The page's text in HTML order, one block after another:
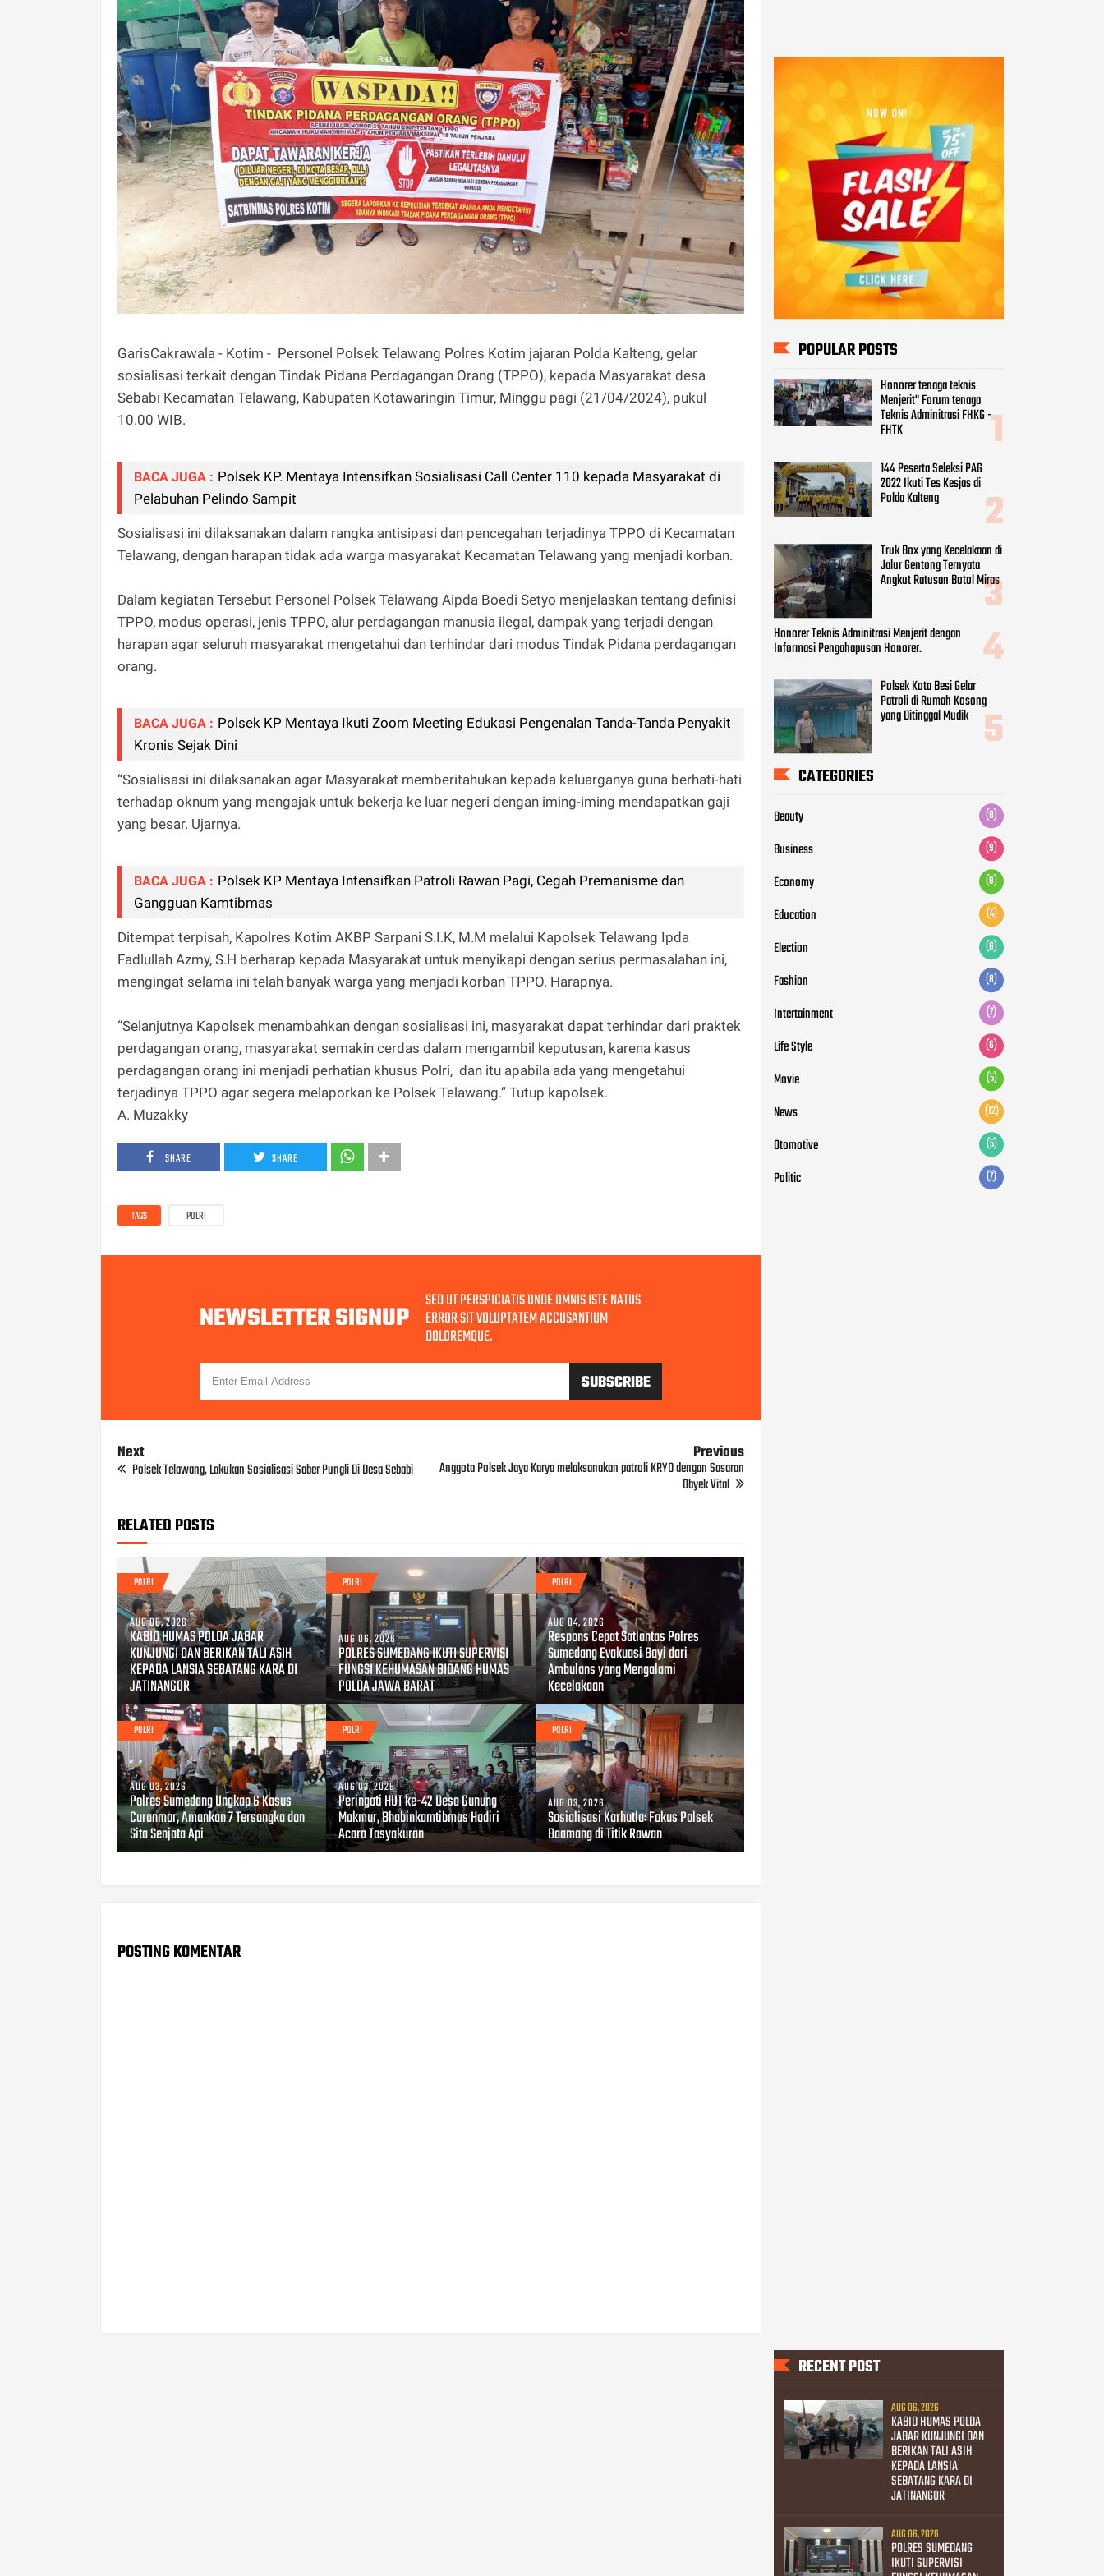
GarisCakrawala - Kotim - Personel Polsek Telawang Polres Kotim jajaran Polda Kalteng, gelar
sosialisasi terkait dengan Tindak Pidana Perdagangan Orang (TPPO), kepada Masyarakat desa
Sebabi Kecamatan Telawang, Kabupaten Kotawaringin Timur, Minggu pagi (21/04/2024), pukul
10.00 WIB.
BACA JUGA : Polsek KP. Mentaya Intensifkan Sosialisasi Call Center 110 kepada Masyarakat di
Pelabuhan Pelindo Sampit
Sosialisasi ini dilaksanakan dalam rangka antisipasi dan pencegahan terjadinya TPPO di Kecamatan
Telawang, dengan harapan tidak ada warga masyarakat Kecamatan Telawang yang menjadi korban.
Dalam kegiatan Tersebut Personel Polsek Telawang Aipda Boedi Setyo menjelaskan tentang definisi
TPPO, modus operasi, jenis TPPO, alur perdagangan manusia ilegal, dampak yang terjadi dengan
harapan agar seluruh masyarakat mengetahui dan terhindar dari modus Tindak Pidana perdagangan
orang.
BACA JUGA : Polsek KP Mentaya Ikuti Zoom Meeting Edukasi Pengenalan Tanda-Tanda Penyakit
Kronis Sejak Dini
“Sosialisasi ini dilaksanakan agar Masyarakat memberitahukan kepada keluarganya guna berhati-hati
terhadap oknum yang mengajak untuk bekerja ke luar negeri dengan iming-iming mendapatkan gaji
yang besar. Ujarnya.
BACA JUGA : Polsek KP Mentaya Intensifkan Patroli Rawan Pagi, Cegah Premanisme dan
Gangguan Kamtibmas
Ditempat terpisah, Kapolres Kotim AKBP Sarpani S.I.K, M.M melalui Kapolsek Telawang Ipda
Fadlullah Azmy, S.H berharap kepada Masyarakat untuk menyikapi dengan serius permasalahan ini,
mengingat selama ini telah banyak warga yang menjadi korban TPPO. Harapnya.
“Selanjutnya Kapolsek menambahkan dengan sosialisasi ini, masyarakat dapat terhindar dari praktek
perdagangan orang, masyarakat semakin cerdas dalam mengambil keputusan, karena kasus
perdagangan orang ini menjadi perhatian khusus Polri, dan itu apabila ada yang mengetahui
terjadinya TPPO agar segera melaporkan ke Polsek Telawang.” Tutup kapolsek.
A. Muzakky
SHARE SHARE
TAGS POLRI
NEWSLETTER SIGNUP SED UT PERSPICIATIS UNDE OMNIS ISTE NATUS
ERROR SIT VOLUPTATEM ACCUSANTIUM
DOLOREMQUE.
Next
Polsek Telawang, Lakukan Sosialisasi Saber Pungli Di Desa Sebabi
Previous
Anggota Polsek Jaya Karya melaksanakan patroli KRYD dengan Sasaran
Obyek Vital
RELATED POSTS
POLRI
AUG 06, 2026
KABID HUMAS POLDA JABAR
KUNJUNGI DAN BERIKAN TALI ASIH
KEPADA LANSIA SEBATANG KARA DI
JATINANGOR
POLRI
AUG 06, 2026
POLRES SUMEDANG IKUTI SUPERVISI
FUNGSI KEHUMASAN BIDANG HUMAS
POLDA JAWA BARAT
POLRI
AUG 04, 2026
Respons Cepat Satlantas Polres
Sumedang Evakuasi Bayi dari
Ambulans yang Mengalami
Kecelakaan
POLRI
AUG 03, 2026
Polres Sumedang Ungkap 6 Kasus
Curanmor, Amankan 7 Tersangka dan
Sita Senjata Api
POLRI
AUG 03, 2026
Peringati HUT ke-42 Desa Gunung
Makmur, Bhabinkamtibmas Hadiri
Acara Tasyakuran
POLRI
AUG 03, 2026
Sosialisasi Karhutla: Fokus Polsek
Baamang di Titik Rawan
POSTING KOMENTAR
POPULAR POSTS
Honorer tenaga teknis
Menjerit" Forum tenaga
Teknis Adminitrasi FHKG -
FHTK
144 Peserta Seleksi PAG
2022 Ikuti Tes Kesjas di
Polda Kalteng
Truk Box yang Kecelakaan di
Jalur Gentong Ternyata
Angkut Ratusan Botol Miras
Honorer Teknis Adminitrasi Menjerit dengan
Informasi Pengahapusan Honorer.
Polsek Kota Besi Gelar
Patroli di Rumah Kosong
yang Ditinggal Mudik
CATEGORIES
Beauty (8)
Business (9)
Economy (9)
Education (4)
Election (6)
Fashion (8)
Intertainment (7)
Life Style (6)
Movie (5)
News (12)
Otomotive (5)
Politic (7)
RECENT POST
AUG 06, 2026
KABID HUMAS POLDA
JABAR KUNJUNGI DAN
BERIKAN TALI ASIH
KEPADA LANSIA
SEBATANG KARA DI
JATINANGOR
AUG 06, 2026
POLRES SUMEDANG
IKUTI SUPERVISI